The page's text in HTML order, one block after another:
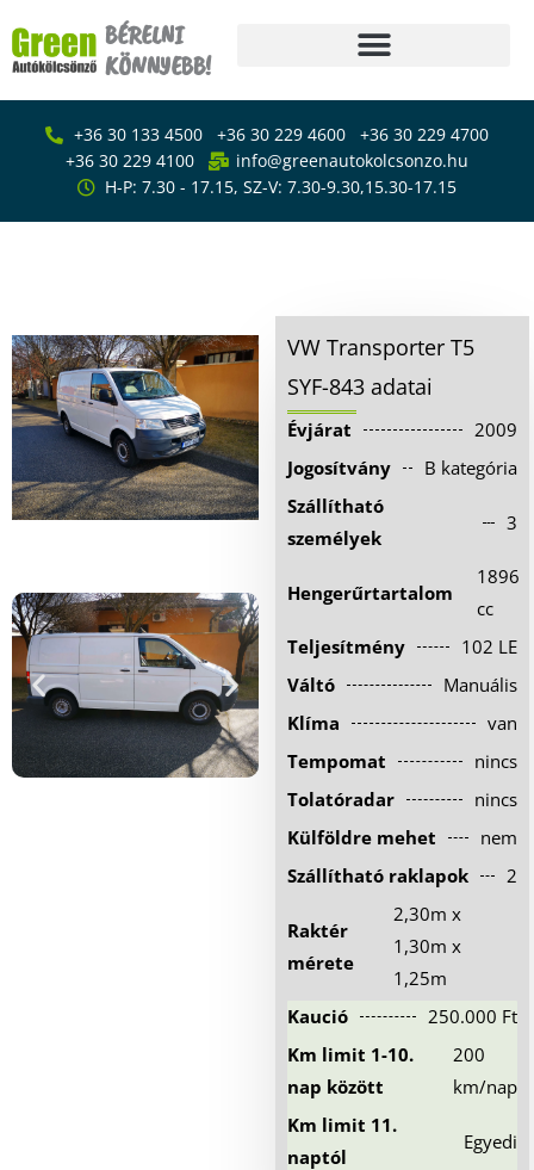
to
BÉRELNI
KÖNNYEBB!
Főoldal
Bérlés
Furgon – kisteherautó
bérlés
Ponyvás kisteherautó
bérlés
Kisáruszállító bérlés
Kisbusz bérlés
Személyautó bérlés
Hűtőautó bérlés
Feltételek
Szolgáltatások
Gy.i.k.
Kapcsolat
+36 30 133 4500 +36 30 229 4600
+36 30 229 4700
+36 30 229 4100
info@greenautokolcsonzo.hu
H-P: 7.30 - 17.15, SZ-V: 7.30-9.30,15.30-17.15
VW Transporter T5
SYF-843 adatai
Évjárat
2009
Jogosítvány
B kategória
Szállítható
személyek
3
Hengerűrtartalom
1896
cc
Teljesítmény
102 LE
Váltó
Manuális
Klíma
van
Tempomat
nincs
Tolatóradar
nincs
Külföldre mehet
nem
Szállítható raklapok
2
Raktér
mérete
2,30m x
1,30m x
1,25m
Kaució
250.000 Ft
Km limit 1-10.
nap között
200
km/nap
Km limit 11.
naptól
Egyedi